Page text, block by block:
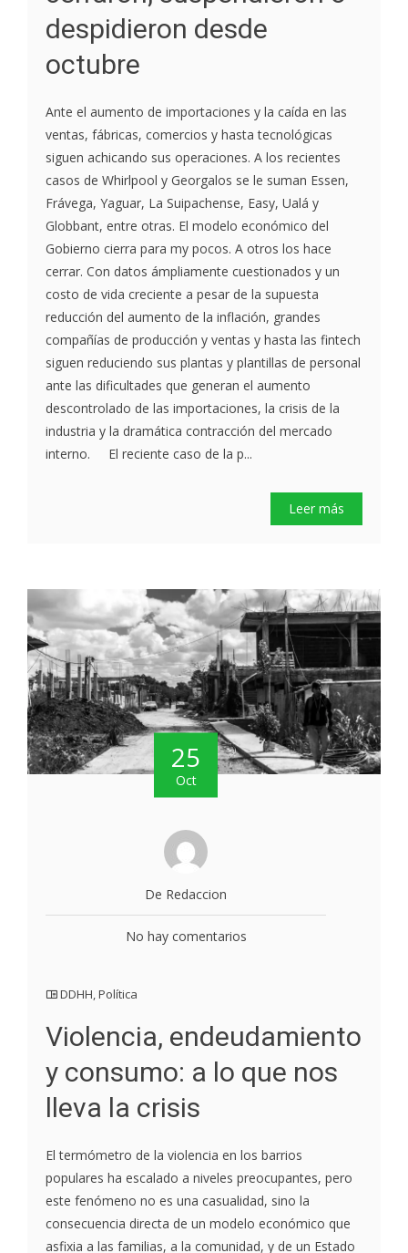
despidieron desde
octubre
Ante el aumento de importaciones y la caída en las
ventas, fábricas, comercios y hasta tecnológicas
siguen achicando sus operaciones. A los recientes
casos de Whirlpool y Georgalos se le suman Essen,
Frávega, Yaguar, La Suipachense, Easy, Ualá y
Globbant, entre otras. El modelo económico del
Gobierno cierra para my pocos. A otros los hace
cerrar. Con datos ámpliamente cuestionados y un
costo de vida creciente a pesar de la supuesta
reducción del aumento de la inflación, grandes
compañías de producción y ventas y hasta las fintech
siguen reduciendo sus plantas y plantillas de personal
ante las dificultades que generan el aumento
descontrolado de las importaciones, la crisis de la
industria y la dramática contracción del mercado
interno. El reciente caso de la p...
Leer más
25
Oct
De Redaccion
No hay comentarios
DDHH,Política
Violencia, endeudamiento
y consumo: a lo que nos
lleva la crisis
El termómetro de la violencia en los barrios
populares ha escalado a niveles preocupantes, pero
este fenómeno no es una casualidad, sino la
consecuencia directa de un modelo económico que
asfixia a las familias, a la comunidad, y de un Estado